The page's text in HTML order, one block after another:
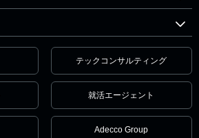
テックコンサルティング
就活エージェント
Adecco Group